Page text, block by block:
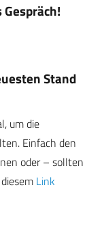
Stand
um die
Einfach den
oder – sollten
Link